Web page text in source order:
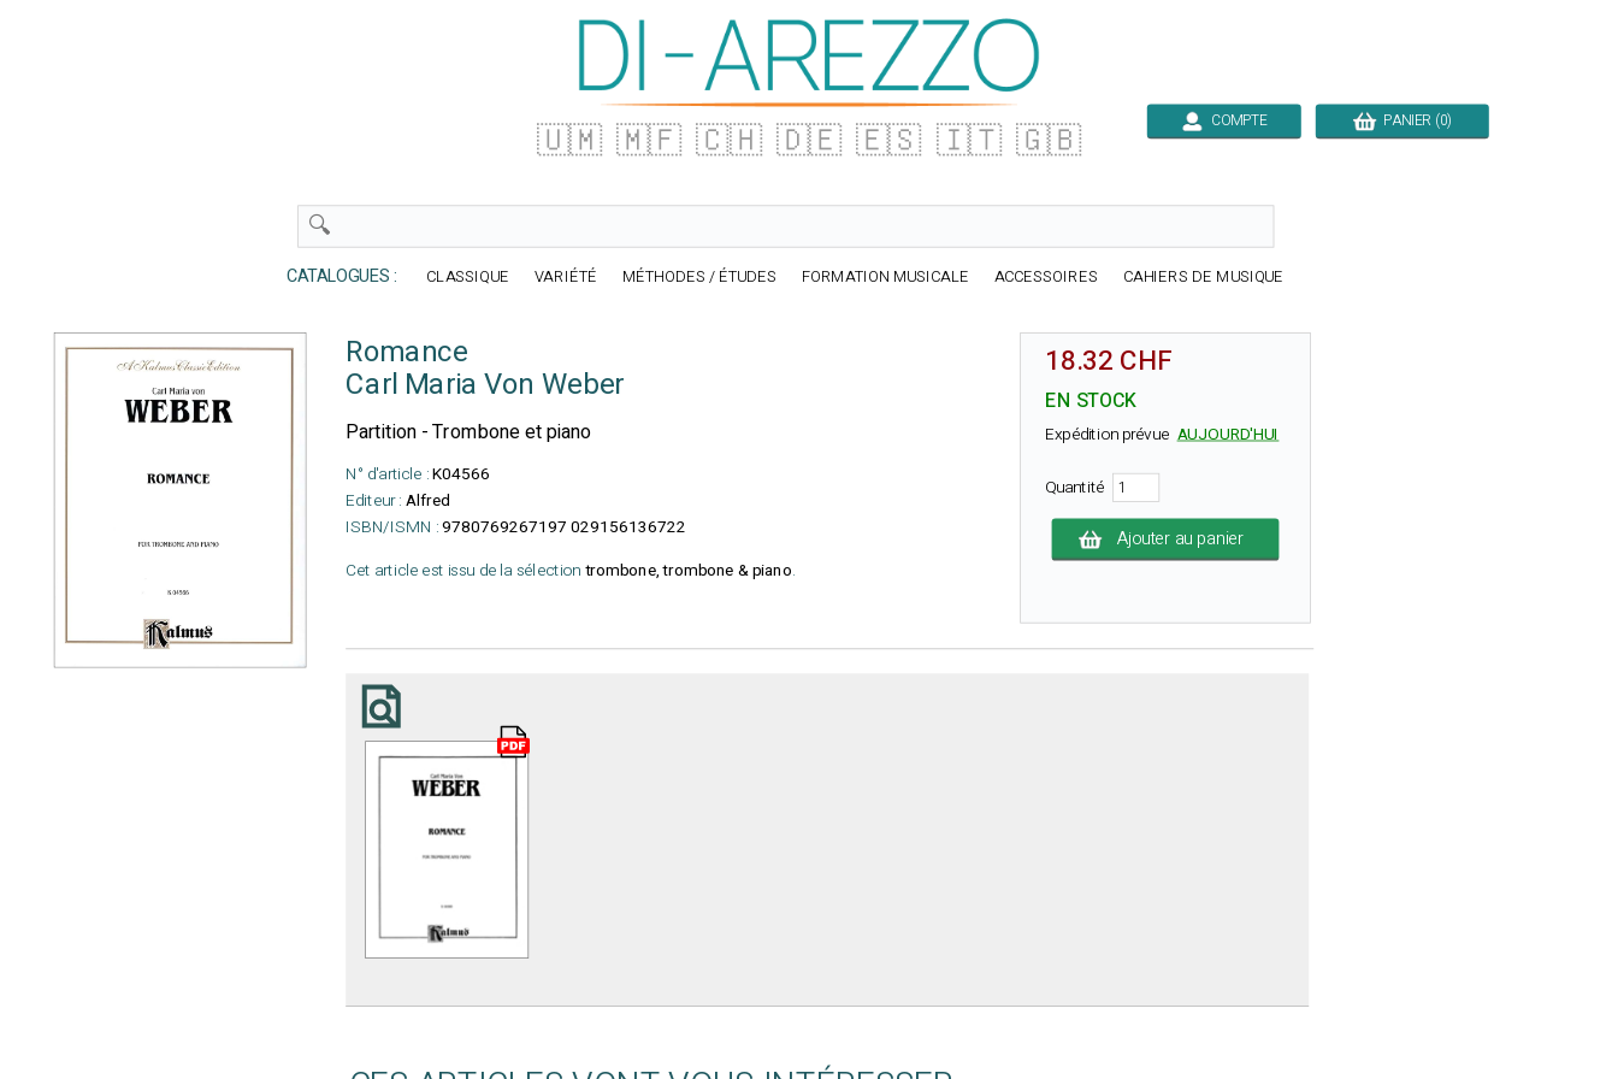
🇺🇲 🇲🇫 🇨🇭 🇩🇪 🇪🇸 🇮🇹 🇬🇧 COMPTE PANIER (0)
CATALOGUES : CLASSIQUE VARIÉTÉ MÉTHODES / ÉTUDES FORMATION MUSICALE ACCESSOIRES CAHIERS DE MUSIQUE
Romance
Carl Maria Von Weber
Partition - Trombone et piano
N° d'article :K04566
Editeur : Alfred
ISBN/ISMN :9780769267197 029156136722
Cet article est issu de la sélection trombone, trombone & piano.
18.32 CHF
EN STOCK
Expédition prévueAUJOURD'HUI
Quantité
Ajouter au panier